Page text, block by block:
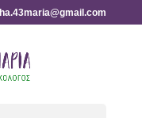
ha.43maria@gmail.com